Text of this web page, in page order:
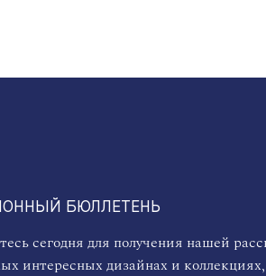
БЮЛЛЕТЕНЬ
сегодня для получения нашей
интересных дизайнах и коллекциях,